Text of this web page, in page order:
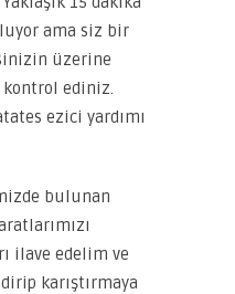
ama siz bir
üzerine
kontrol ediniz.
ezici yardımı
bulunan
ilave edelim ve
karıştırmaya